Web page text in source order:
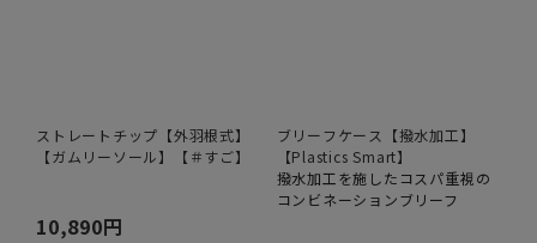
ストレートチップ【外羽根式】
【ガムリーソール】【＃すご】
10,890円
ブリーフケース【撥水加工】
【Plastics Smart】
撥水加工を施したコスパ重視の
コンビネーションブリーフ